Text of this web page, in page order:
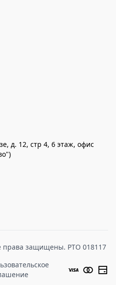
д. 12, стр 4, 6 этаж, офис
права защищены. РТО 018117